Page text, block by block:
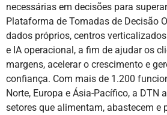
necessárias em decisões para
Plataforma de Tomadas de Decisão
dados próprios, centros
e IA operacional, a fim de ajudar os
margens, acelerar o crescimento e
confiança. Com mais de 1.200
Norte, Europa e Ásia-Pacífico, a DTN
setores que alimentam, abastecem e